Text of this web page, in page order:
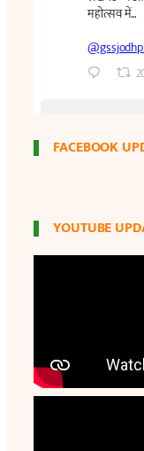
FACEBOOK
YOUTUBE